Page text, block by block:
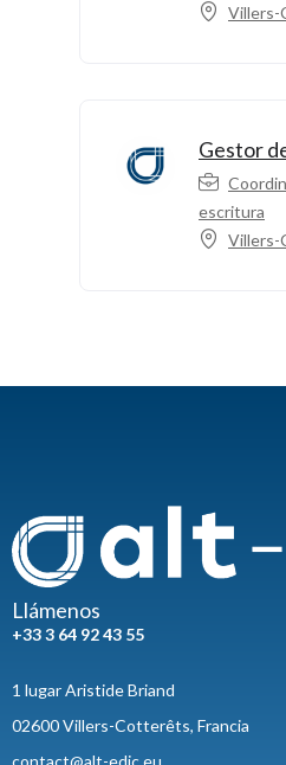
Villers-
Gestor
escritura
Villers-
Llámenos
+33 3 64 92 43 55
1 lugar Aristide Briand
02600 Villers-Cotterêts, Francia
contact@alt-edic.eu